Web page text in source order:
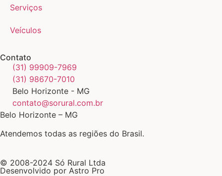
Serviços
Veículos
Contato
(31) 99909-7969
(31) 98670-7010
Belo Horizonte - MG
contato@sorural.com.br
Belo Horizonte – MG
Atendemos todas as regiões do Brasil.
© 2008-2024 Só Rural Ltda
Desenvolvido por Astro Pro